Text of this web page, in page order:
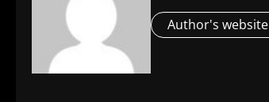
Author's website